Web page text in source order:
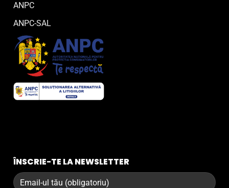
ANPC
ANPC-SAL
ÎNSCRIE-TE LA NEWSLETTER